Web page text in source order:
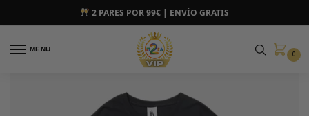
2 PARES POR 99€ | ENVÍO GRATIS
MENU
0